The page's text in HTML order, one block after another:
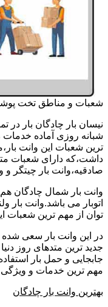
شعبات و مناطق تخت
نیسان بار چادگان بار در
شبانه روزی آماده
ترین شعبات این وانت
داشت،که دارای شعبات
صادقیه،وانت بار چیتگر
وانت بار شمال چادگان
اتوبار می باشد.وانت بار
توان از مهم ترین شعبات
در این وانت بار سعی شده
جدید ترین متدهای روز
جابجایی و حمل بار
مهم ترین خدمات و
بهترین وانت بار چادگان